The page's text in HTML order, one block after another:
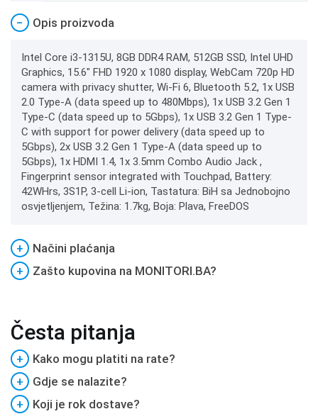
− Opis proizvoda
Intel Core i3-1315U, 8GB DDR4 RAM, 512GB SSD, Intel UHD
Graphics, 15.6" FHD 1920 x 1080 display, WebCam 720p HD
camera with privacy shutter, Wi-Fi 6, Bluetooth 5.2, 1x USB
2.0 Type-A (data speed up to 480Mbps), 1x USB 3.2 Gen 1
Type-C (data speed up to 5Gbps), 1x USB 3.2 Gen 1 Type-
C with support for power delivery (data speed up to
5Gbps), 2x USB 3.2 Gen 1 Type-A (data speed up to
5Gbps), 1x HDMI 1.4, 1x 3.5mm Combo Audio Jack ,
Fingerprint sensor integrated with Touchpad, Battery:
42WHrs, 3S1P, 3-cell Li-ion, Tastatura: BiH sa Jednobojno
osvjetljenjem, Težina: 1.7kg, Boja: Plava, FreeDOS
+
Načini plaćanja
+
Zašto kupovina na MONITORI.BA?
Česta pitanja
+
Kako mogu platiti na rate?
+
Gdje se nalazite?
+
Koji je rok dostave?